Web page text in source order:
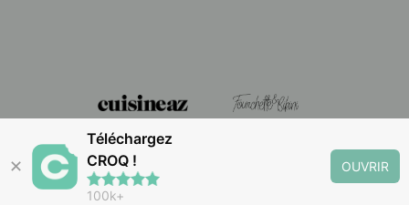
✕
Téléchargez
CROQ !
100k+
OUVRIR